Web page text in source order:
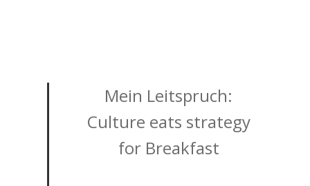
Mein Leitspruch:
Culture eats strategy
for Breakfast